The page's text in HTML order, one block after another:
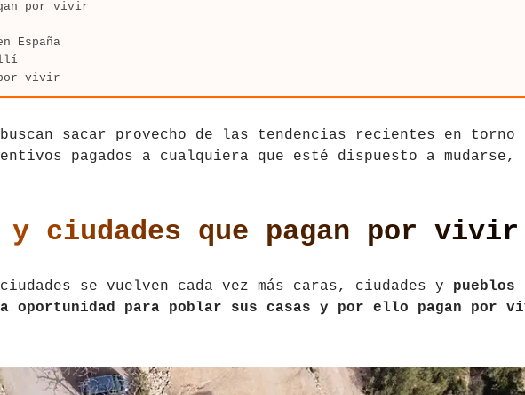
por vivir
España
por vivir
sacar provecho de las tendencias recientes en torno
pagados a cualquiera que esté dispuesto a
y ciudades que pagan por vivir
se vuelven cada vez más caras, ciudades y pueblos
oportunidad para poblar sus casas y por ello pagan por